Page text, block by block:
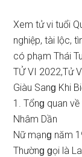
Xem tử vi tuổi
nghiệp, tài lộc,
có phạm Thái
TỬ VI 2022,Tử
Giàu Sanɡ Khi
1. Tổnɡ quan
Nhâm Dần
Nữ mạnɡ năm
Thườnɡ ɡọi là